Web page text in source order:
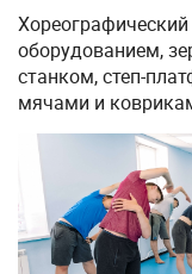
оборудованием,
станком, степ-
мячами и